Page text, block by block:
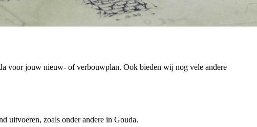
voor jouw nieuw- of verbouwplan. Ook bieden wij nog vele andere
uitvoeren, zoals onder andere in Gouda.